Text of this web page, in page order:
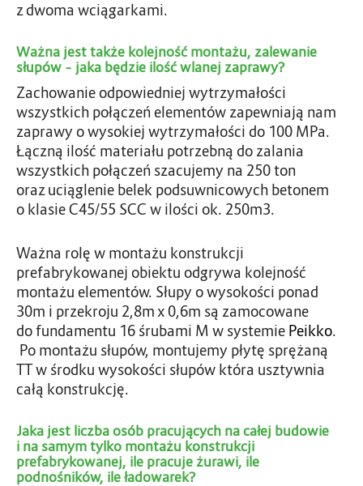
z dwoma wciągarkami.
Ważna jest także kolejność montażu, zalewanie
słupów – jaka będzie ilość wlanej zaprawy?
Zachowanie odpowiedniej wytrzymałości
wszystkich połączeń elementów zapewniają nam
zaprawy o wysokiej wytrzymałości do 100 MPa.
Łączną ilość materiału potrzebną do zalania
wszystkich połączeń szacujemy na 250 ton
oraz uciąglenie belek podsuwnicowych betonem
o klasie C45/55 SCC w ilości ok. 250m3.
Ważna rolę w montażu konstrukcji
prefabrykowanej obiektu odgrywa kolejność
montażu elementów. Słupy o wysokości ponad
30m i przekroju 2,8m x 0,6m są zamocowane
do fundamentu 16 śrubami M w systemie Peikko.
Po montażu słupów, montujemy płytę sprężaną
TT w środku wysokości słupów która usztywnia
całą konstrukcję.
Jaka jest liczba osób pracujących na całej budowie
i na samym tylko montażu konstrukcji
prefabrykowanej, ile pracuje żurawi, ile
podnośników, ile ładowarek?